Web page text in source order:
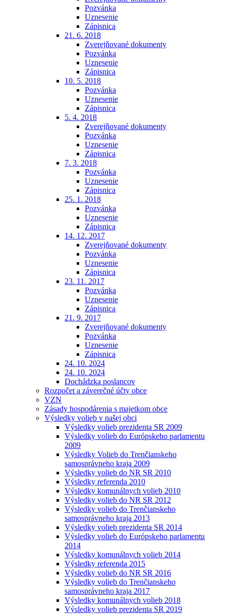
Pozvánka
Uznesenie
Zápisnica
21. 6. 2018
Zverejňované dokumenty
Pozvánka
Uznesenie
Zápisnica
10. 5. 2018
Pozvánka
Uznesenie
Zápisnica
5. 4. 2018
Zverejňované dokumenty
Pozvánka
Uznesenie
Zápisnica
7. 3. 2018
Pozvánka
Uznesenie
Zápisnica
25. 1. 2018
Pozvánka
Uznesenie
Zápisnica
14. 12. 2017
Zverejňované dokumenty
Pozvánka
Uznesenie
Zápisnica
23. 11. 2017
Pozvánka
Uznesenie
Zápisnica
21. 9. 2017
Zverejňované dokumenty
Pozvánka
Uznesenie
Zápisnica
24. 10. 2024
24. 10. 2024
Dochádzka poslancov
Rozpočet a záverečné účty obce
VZN
Zásady hospodárenia s majetkom obce
Výsledky volieb v našej obci
Výsledky volieb prezidenta SR 2009
Výsledky volieb do Európskeho parlamentu
2009
Výsledky Volieb do Trenčianskeho
samosprávneho kraja 2009
Výsledky volieb do NR SR 2010
Výsledky referenda 2010
Výsledky komunálnych volieb 2010
Výsledky volieb do NR SR 2012
Výsledky volieb do Trenčianskeho
samosprávneho kraja 2013
Výsledky volieb prezidenta SR 2014
Výsledky volieb do Európskeho parlamentu
2014
Výsledky komunálnych volieb 2014
Výsledky referenda 2015
Výsledky volieb do NR SR 2016
Výsledky volieb do Trenčianskeho
samosprávneho kraja 2017
Výsledky komunálnych volieb 2018
Výsledky volieb prezidenta SR 2019